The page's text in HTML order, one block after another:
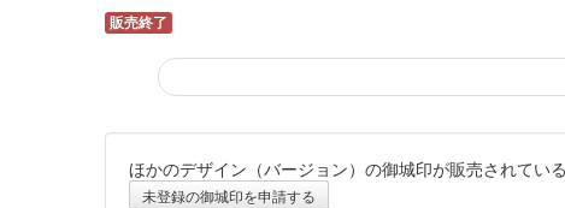
販売終了
丸岡城 御城印 令和8年冬版一筆啓上
ほかのデザイン（バージョン）の御城印が販売されてい
未登録の御城印を申請する